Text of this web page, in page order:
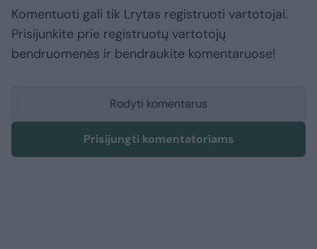
Komentuoti gali tik Lrytas registruoti vartotojai.
Prisijunkite prie registruotų vartotojų
bendruomenės ir bendraukite komentaruose!
Rodyti komentarus
Prisijungti komentatoriams